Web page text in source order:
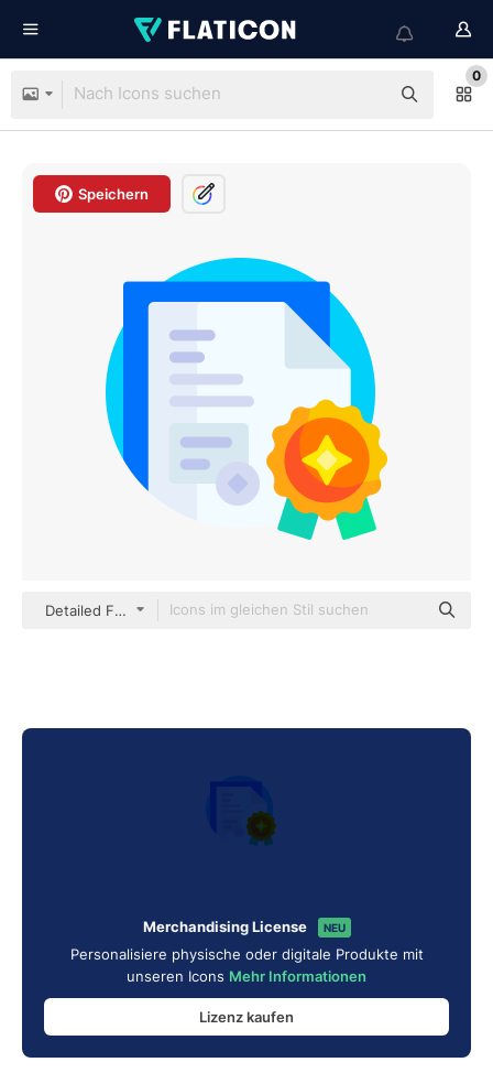
0
Speichern
Detailed Flat Circular Flat
Merchandising License NEU
Personalisiere physische oder digitale Produkte mit
unseren Icons Mehr Informationen
Lizenz kaufen